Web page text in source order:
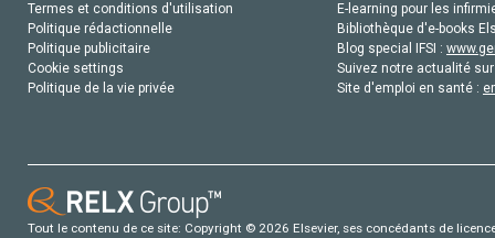
Termes et conditions d'utilisation
Politique rédactionnelle
Politique publicitaire
Cookie settings
Politique de la vie privée
E-learning pour les
Bibliothèque d'e-books
Blog special IFSI :
Suivez notre actualité
Site d'emploi en santé :
Tout le contenu de ce site: Copyright © 2026 Elsevier, ses concédants de